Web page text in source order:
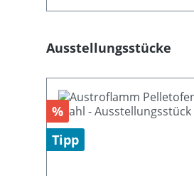
Produktgalerie überspringen
Ausstellungsstücke
Rabatt
%
Tipp